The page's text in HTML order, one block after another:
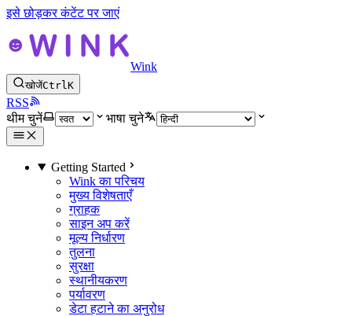
इसे छोड़कर कंटेंट पर जाएं
Wink
खोजेंCtrlK
RSS
थीम चुनें
भाषा चुने
Getting Started
Wink का परिचय
मुख्य विशेषताएँ
ग्राहक
साइन अप करें
मूल्य निर्धारण
तुलना
सुरक्षा
स्थानीयकरण
पर्यावरण
डेटा हटाने का अनुरोध